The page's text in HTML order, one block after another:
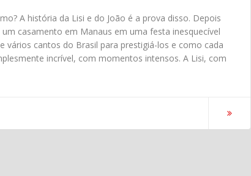
A história da Lisi e do João é a prova disso. Depois
casamento em Manaus em uma festa inesquecível
vários cantos do Brasil para prestigiá-los e como cada
incrível, com momentos intensos. A Lisi, com